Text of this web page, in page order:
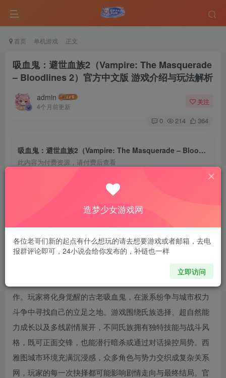
首页 单机游戏 正文
吸血鬼：避世血族2（Vampire: The Masquerade
– Bloodlines 2）官方中文版 游戏介绍与玩法解析
admin
4个月前更新
关注
0 214 364
吸血鬼：避世血族2（Vampire: The Masquerade – Bloodlines 2）官方中文版 游戏介绍与玩法解析
此内容为付费资源，请付费后查看
￥ 5
《吸血鬼：避世血族2》（Vampire: The Masquerade –
Bloodlines 2）是一款设定于现代西雅图的黑暗世界RPG续
作。玩家将化身觉醒的古老吸血鬼，在派系纷争与城市权力
斗争中寻找自己的立足之地。游戏围绕氏族选择、超自然能
力成长以及多线剧情展开，不同氏族拥有独特技能与战斗风
格，既可正面交锋，也能潜行暗杀或通过对话操控局势。西
雅图城市环境充满沉浸感，众多角色与势力交织成复杂关系
网，玩家的每一次抉择都可能影响剧情走向与最终结局。官
造梦少女游戏网
各位老哥们新的起点有什么想玩的请去想要游戏或者邮箱，去电
报群评论即可，24小说会给你发布的，补链也一样
立即访问